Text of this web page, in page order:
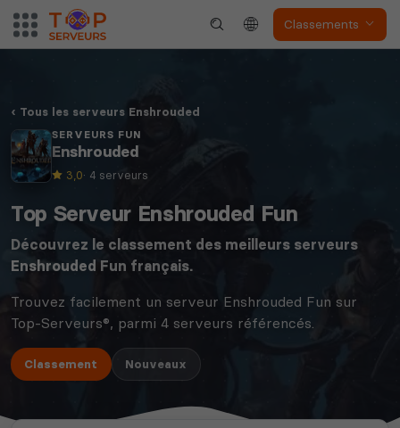
Classements
Tous les serveurs Enshrouded
SERVEURS FUN
Enshrouded
3,0· 4 serveurs
Top Serveur Enshrouded Fun
Découvrez le classement des meilleurs serveurs
Enshrouded Fun français.
Trouvez facilement un serveur Enshrouded Fun sur
Top-Serveurs®, parmi 4 serveurs référencés.
Classement Nouveaux